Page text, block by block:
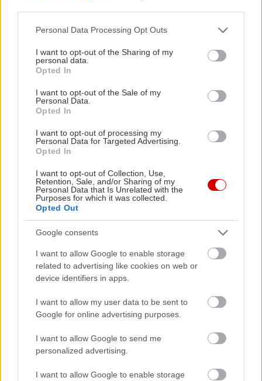
Please note that this website/app uses one or more Google
not limited to your visit or usage behaviour. You may click to
grant or deny consent to Google and its third-party tags to
use your data for below specified purposes in below Google
consent section.
Personal Data Processing Opt Outs
I want to opt-out of the Sharing of my
personal data.
Opted In
I want to opt-out of the Sale of my
Personal Data.
Opted In
I want to opt-out of processing my
Personal Data for Targeted Advertising.
Opted In
I want to opt-out of Collection, Use,
Retention, Sale, and/or Sharing of my
Personal Data that Is Unrelated with the
Purposes for which it was collected.
Opted Out
Google consents
I want to allow Google to enable storage
related to advertising like cookies on web or
device identifiers in apps.
I want to allow my user data to be sent to
Google for online advertising purposes.
I want to allow Google to send me
personalized advertising.
I want to allow Google to enable storage
Διαβάστε επίσης